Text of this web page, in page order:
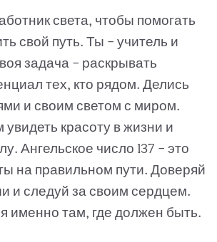
света, чтобы помогать
свой путь. Ты – учитель и
задача – раскрывать
тех, кто рядом. Делись
и своим светом с миром.
красоту в жизни и
Ангельское число 137 – это
на правильном пути. Доверяй
и следуй за своим сердцем.
именно там, где должен быть.